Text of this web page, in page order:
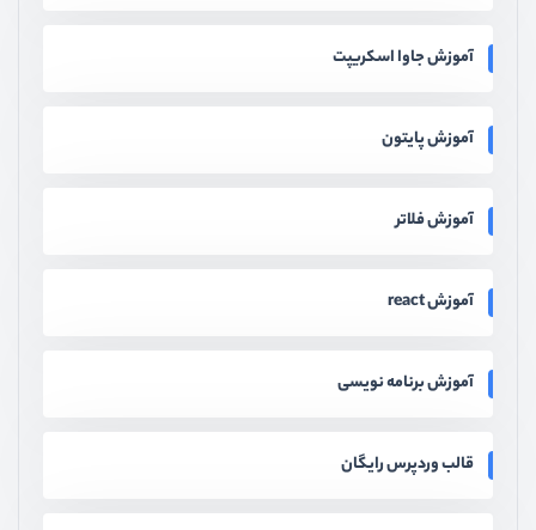
آموزش جاوا اسکریپت
آموزش پایتون
آموزش فلاتر
آموزش react
آموزش برنامه نویسی
قالب وردپرس رایگان